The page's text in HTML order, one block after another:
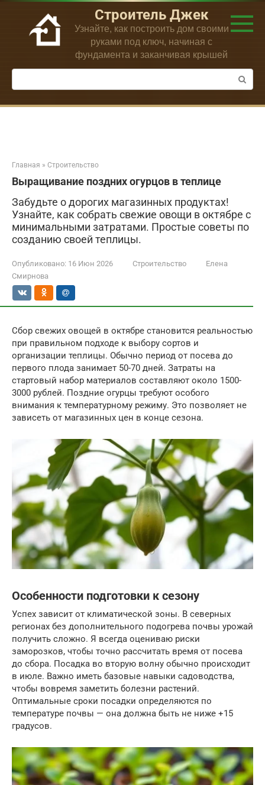
Перейти
контенту
Строитель Джек
Узнайте, как построить дом своими
руками под ключ, начиная с
фундамента и заканчивая крышей
Поиск:
Главная » Строительство
Выращивание поздних огурцов в теплице
Забудьте о дорогих магазинных продуктах!
Узнайте, как собрать свежие овощи в октябре с
минимальными затратами. Простые советы по
созданию своей теплицы.
Опубликовано: 16 Июн 2026 Строительство
Елена
Смирнова
Сбор свежих овощей в октябре становится реальностью
при правильном подходе к выбору сортов и
организации теплицы. Обычно период от посева до
первого плода занимает 50-70 дней. Затраты на
стартовый набор материалов составляют около 1500-
3000 рублей. Поздние огурцы требуют особого
внимания к температурному режиму. Это позволяет не
зависеть от магазинных цен в конце сезона.
Особенности подготовки к сезону
Успех зависит от климатической зоны. В северных
регионах без дополнительного подогрева почвы урожай
получить сложно. Я всегда оцениваю риски
заморозков, чтобы точно рассчитать время от посева
до сбора. Посадка во вторую волну обычно происходит
в июле. Важно иметь базовые навыки садоводства,
чтобы вовремя заметить болезни растений.
Оптимальные сроки посадки определяются по
температуре почвы — она должна быть не ниже +15
градусов.